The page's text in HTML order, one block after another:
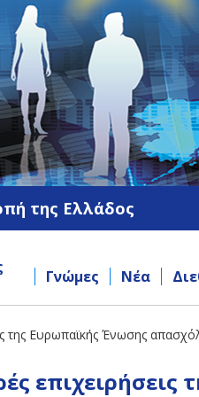
της Ελλάδος
Γνώμες Νέα
της Ευρωπαϊκής Ένωσης